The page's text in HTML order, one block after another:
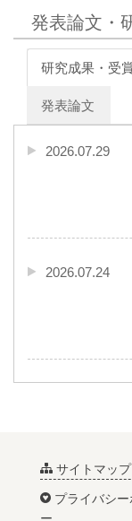
発表論文・
研究成果・受
発表論文
2026.07.29
2026.07.24
2026.02.03
サイトマップ
プライバシー